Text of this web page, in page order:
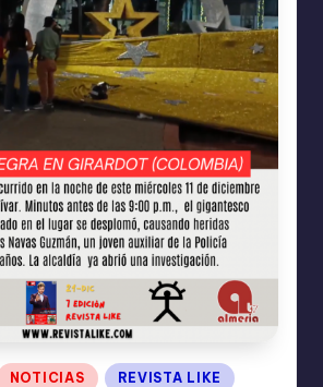
NOTICIAS REVISTA LIKE